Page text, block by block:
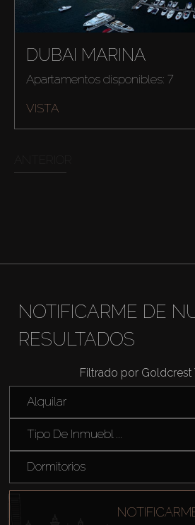
Comprar
Alquilar
Venta
DUBAI MARINA
Apartamentos disponibles: 7
VISTA
NOTIFICARME DE
RESULTADOS
Filtrado por Goldcrest
Alquilar
Tipo De Inmuebl ...
Dormitorios